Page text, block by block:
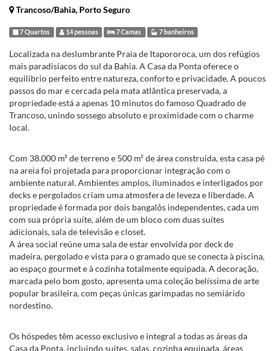
Trancoso/Bahia, Porto Seguro
7 Quartos 14 pessoas 7 Camas 7 banheiros
Localizada na deslumbrante Praia de Itapororoca, um dos refúgios
mais paradisíacos do sul da Bahia. A Casa da Ponta oferece o
equilíbrio perfeito entre natureza, conforto e privacidade. A poucos
passos do mar e cercada pela mata atlântica preservada, a
propriedade está a apenas 10 minutos do famoso Quadrado de
Trancoso, unindo sossego absoluto e proximidade com o charme
local.
Com 38.000 m² de terreno e 500 m² de área construída, esta casa pé
na areia foi projetada para proporcionar integração com o
ambiente natural. Ambientes amplos, iluminados e interligados por
decks e pergolados criam uma atmosfera de leveza e liberdade. A
propriedade é formada por dois bangalôs independentes, cada um
com sua própria suíte, além de um bloco com duas suítes
adicionais, sala de televisão e closet.
A área social reúne uma sala de estar envolvida por deck de
madeira, pergolado e vista para o gramado que se conecta à piscina,
ao espaço gourmet e à cozinha totalmente equipada. A decoração,
marcada pelo bom gosto, apresenta uma coleção belíssima de arte
popular brasileira, com peças únicas garimpadas no semiárido
nordestino.
Os hóspedes têm acesso exclusivo e integral a todas as áreas da
Casa da Ponta, incluindo suítes, salas, cozinha equipada, áreas